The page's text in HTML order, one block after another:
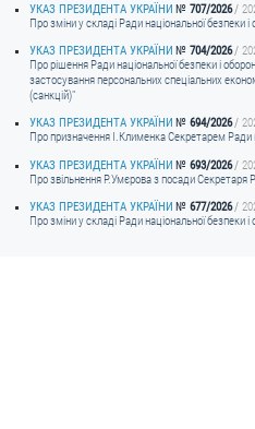
УКАЗ ПРЕЗИДЕНТА УКРАЇНИ 707/2026
Про зміни у складі Ради національної безпеки і
УКАЗ ПРЕЗИДЕНТА УКРАЇНИ
704/2026
Про рішення Ради національної безпеки і
застосування персональних спеціальних
(санкцій)"
УКАЗ ПРЕЗИДЕНТА УКРАЇНИ
694/2026
Про призначення I.Клименка Секретарем Ради
УКАЗ ПРЕЗИДЕНТА УКРАЇНИ
693/2026
Про звільнення Р.Умєрова з посади Секретаря
УКАЗ ПРЕЗИДЕНТА УКРАЇНИ
677/2026
Про зміни у складі Ради національної безпеки і